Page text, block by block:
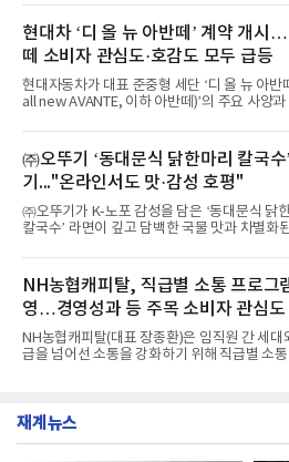
디교육, 대교, 디지
이 순으로 뒤를 이었다.7일 한국기업평판연구
구창환)는 산업통상자원부 공공기관 41개 브
대상으로 지난 7월 7일부터 8월 7일까지 수집
자 빅데이터 91,102,549건을 분석한 결과, 한국
공사가 브랜드평판지수 10,670,633을 기록하
1위에 올랐다고 밝혔다. 분석에 활용된 빅데이
난 7월(88,893,823건) 대비 2.48% 증가한 수
수력원자력, 한국석
현대차 ‘디 올 뉴 아반떼’ 계약 개시
떼 소비자 관심도·호감도 모두 급등
현대자동차가 대표 준중형 세단 ‘디 올 뉴 아반
all new AVANTE, 이하 아반떼)’의 주요 사양과
떼는 6년 만에 선보이는 8세대 완전변경 모델
교한 선과 면을 중심으로 완성한 파격적인 디
과거 중형 세단 수준으로 확대된 차체 제원 ▲글
최고 수준의 안전성 ▲성능과 효율을 동시에 높
행 완성도 ▲첨단 편의 및 디지털 사양 적용 등
글로벌 준중형 세단의 새로운 기준을 세웠다.
는 가솔린 2.0과 1.6 하이브리드 두 가지 파워트
넘
㈜오뚜기 ‘동대문식 닭한마리 칼국수
기..."온라인서도 맛·감성 호평"
㈜오뚜기가 K-노포 감성을 담은 ‘동대문식 닭
칼국수’ 라면이 깊고 담백한 국물 맛과 차별화
혔다.‘동대문식 닭한마리 칼국수’는 예상을 뛰
소비자 호응에 힘입어 지난 7월 13일 첫 선을 보
단 18일 만에 누적 판매량 50만 개를 돌파하는
거두었다.이번 신제품은 개발진이 전국의 닭한
전문점을 직접 찾아 다니며 최적의 육수 비율을
했다. 자극적이지 않으면서도 깊은 닭육수에 마
개운한 풍미를 더했으며, 국물이 잘 배어들면
서도
NH농협캐피탈, 직급별 소통 프로그
영…경영성과 등 주목 소비자 관심도
NH농협캐피탈(대표 장종환)은 임직원 간 세대
급을 넘어선 소통을 강화하기 위해 직급별 소
영지원부 홍보팀과 2026년 새로이(e)＊가 공동
재계뉴스